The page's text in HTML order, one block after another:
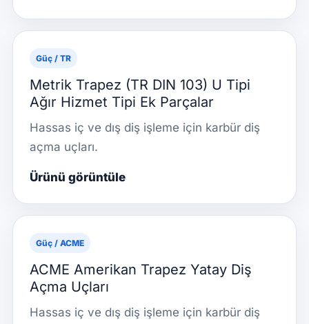
Güç / TR
Metrik Trapez (TR DIN 103) U Tipi
Ağır Hizmet Tipi Ek Parçalar
Hassas iç ve dış diş işleme için karbür diş
açma uçları.
Ürünü görüntüle
Güç / ACME
ACME Amerikan Trapez Yatay Diş
Açma Uçları
Hassas iç ve dış diş işleme için karbür diş